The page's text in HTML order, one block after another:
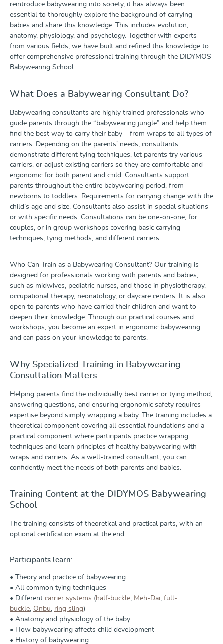
besonders des Tragens aus Sicht des Kindes, der Eltern,
der Klinik und der Gesellschaft • Die physiologischen
und psychologischen Auswirkungen von Hautkontakt
und Bonding• Wir stellen ein „Känguru-Tuch“ vor, das
Tragen und Bonding im klinischen Betrieb deutlich
vereinfacht.• Besondere Anforderungen beim Tragen
von Frühgeborenen in der Klinik und zu Hause• Sie
Frühgeborenen-Tragehilfen werden mit ihren Vor- und
Teilnehmer erhält ein Bonding Top/Känguru Korsage
kostenlos. Referentin: Eva Vogelgesang IBCLC, EFNB,
Trageberaterin, Fachkinderkrankenschwester auf der
Neonatologie - Kinderintensivstation des Klinikums
Saarbrücken Ort : Diese Fortbildung findet als Online-
Veranstaltung stattZeit: Samstag 13.03.2027 10-16
Uhr Bitte beachtet:Aus organisatorischen Gründen
können wir pro Person nur eine Anmeldung annehmen.
Wir benötigen vor Kursbeginn und mit der
verbindlichen Buchung die vollständige Anschrift und
den Namen der Teilnehmerinnen.Wir bitten hierfür um
Euer Verständnis.
reintroduce babywearing into society, it has always been
essential to thoroughly explore the background of carrying
babies and share this knowledge. This includes evolution,
anatomy, physiology, and psychology. Together with experts
from various fields, we have built and refined this knowledge to
offer comprehensive professional training through the DIDYMOS
Babywearing School.
What Does a Babywearing Consultant Do?
Babywearing consultants are highly trained professionals who
guide parents through the “babywearing jungle” and help them
find the best way to carry their baby – from wraps to all types of
carriers. Depending on the parents’ needs, consultants
demonstrate different tying techniques, let parents try various
carriers, or adjust existing carriers so they are comfortable and
ergonomic for both parent and child. Consultants support
parents throughout the entire babywearing period, from
newborns to toddlers. Requirements for carrying change with the
child’s age and size. Consultants also assist in special situations
or with specific needs. Consultations can be one-on-one, for
couples, or in group workshops covering basic carrying
techniques, tying methods, and different carriers.
Who Can Train as a Babywearing Consultant? Our training is
designed for professionals working with parents and babies,
such as midwives, pediatric nurses, and those in physiotherapy,
occupational therapy, neonatology, or daycare centers. It is also
open to parents who have carried their children and want to
deepen their knowledge. Through our practical courses and
workshops, you become an expert in ergonomic babywearing
and can pass on your knowledge to parents.
Why Specialized Training in Babywearing
Consultation Matters
Helping parents find the individually best carrier or tying method,
answering questions, and ensuring ergonomic safety requires
expertise beyond simply wrapping a baby. The training includes a
theoretical component covering all essential foundations and a
practical component where participants practice wrapping
techniques and learn principles of healthy babywearing with
wraps and carriers. As a well-trained consultant, you can
confidently meet the needs of both parents and babies.
Training Content at the DIDYMOS Babywearing
School
The training consists of theoretical and practical parts, with an
optional certification exam at the end.
Participants learn:
• Theory and practice of babywearing
• All common tying techniques
• Different carrier systems (half-buckle Meh-Dai full-
buckle Onbu ring sling)
• Anatomy and physiology of the baby
• How babywearing affects child development
• History of babywearing